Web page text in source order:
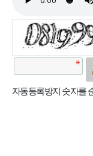
자동등록방지 숫자를